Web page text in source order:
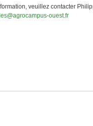
veuillez contacter
ouest.fr